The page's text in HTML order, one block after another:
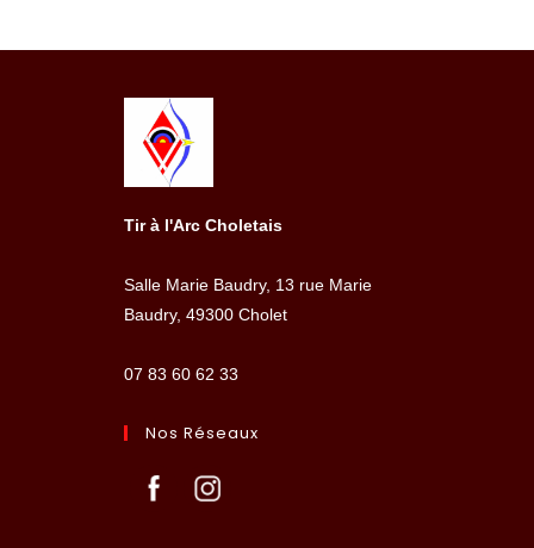
Tir à l'Arc Choletais
Salle Marie Baudry, 13 rue Marie
Baudry, 49300 Cholet
07 83 60 62 33
Nos Réseaux